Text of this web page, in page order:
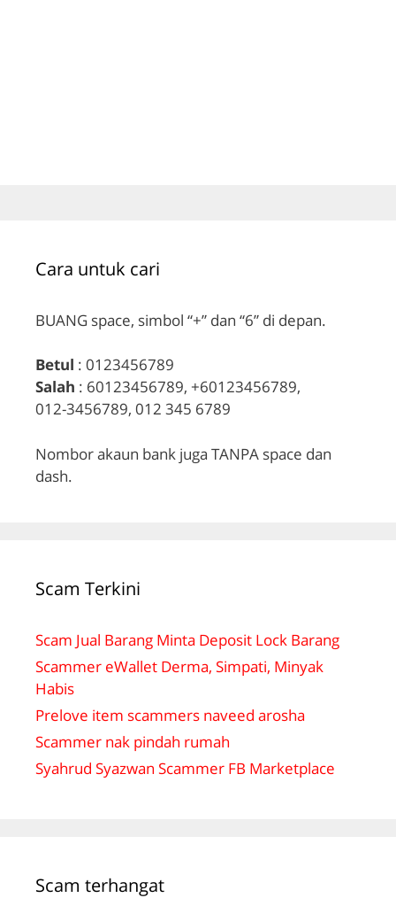
Cara untuk cari
BUANG space, simbol “+” dan “6” di depan.
Betul : 0123456789
Salah : 60123456789, +60123456789,
012-3456789, 012 345 6789
Nombor akaun bank juga TANPA space dan
dash.
Scam Terkini
Scam Jual Barang Minta Deposit Lock Barang
Scammer eWallet Derma, Simpati, Minyak
Habis
Prelove item scammers naveed arosha
Scammer nak pindah rumah
Syahrud Syazwan Scammer FB Marketplace
Scam terhangat